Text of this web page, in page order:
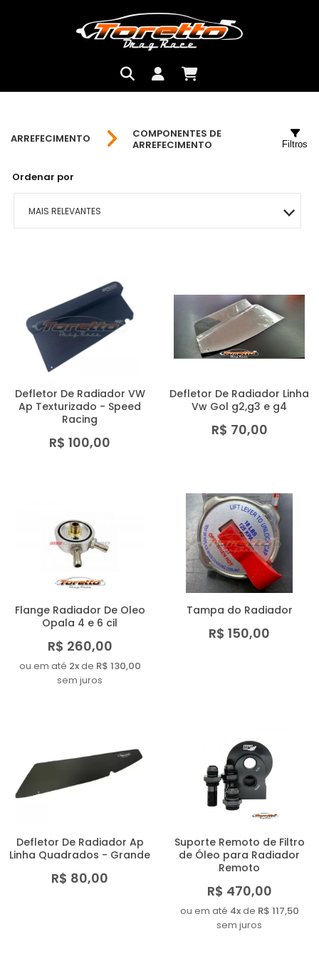
ARREFECIMENTO
COMPONENTES DE
ARREFECIMENTO
Ordenar por
MAIS RELEVANTES
MAIOR PREÇO
A - Z
Filtros
Defletor De Radiador VW
Ap Texturizado - Speed
Racing
R$ 100,00
Defletor De Radiador Linha
Vw Gol g2,g3 e g4
R$ 70,00
Flange Radiador De Oleo
Opala 4 e 6 cil
R$ 260,00
ou em até 2xde R$ 130,00
sem juros
Tampa do Radiador
R$ 150,00
Defletor De Radiador Ap
Linha Quadrados - Grande
R$ 80,00
Suporte Remoto de Filtro
de Óleo para Radiador
Remoto
R$ 470,00
ou em até 4xde R$ 117,50
sem juros